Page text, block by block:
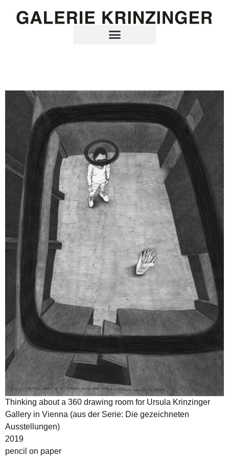
Thinking about a 360 drawing room for Ursula Krinzinger
Gallery in Vienna (aus der Serie: Die gezeichneten
Ausstellungen)
2019
pencil on paper